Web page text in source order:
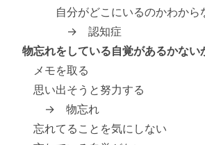
自分がどこにいるのかわから
→ 認知症
物忘れをしている自覚があるかない
メモを取る
思い出そうと努力する
→ 物忘れ
忘れてることを気にしない